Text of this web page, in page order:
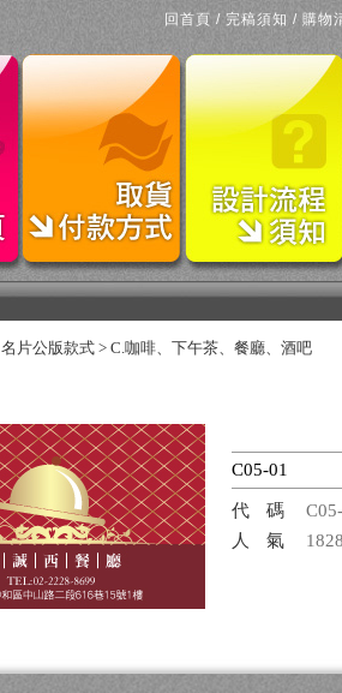
回首頁 /完稿須知 / 購物
名片公版款式 > C.咖啡、下午茶、餐廳、酒吧
C05-01
代碼
人氣